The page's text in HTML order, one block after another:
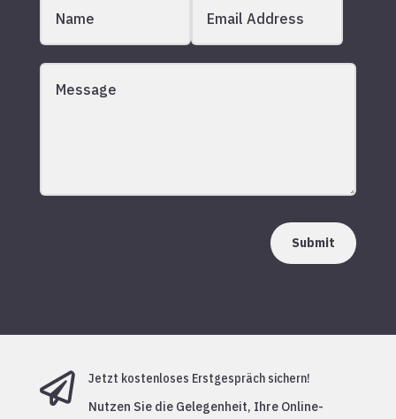
Submit

Jetzt kostenloses Erstgespräch sichern!
Nutzen Sie die Gelegenheit, Ihre Online-